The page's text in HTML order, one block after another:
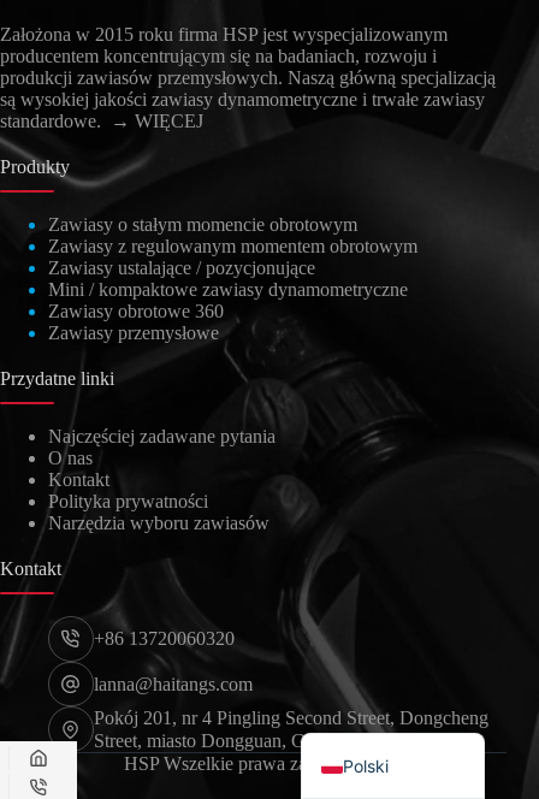
Założona w 2015 roku firma HSP jest wyspecjalizowanym
producentem koncentrującym się na badaniach, rozwoju i
produkcji zawiasów przemysłowych. Naszą główną specjalizacją
są wysokiej jakości zawiasy dynamometryczne i trwałe zawiasy
standardowe.
→ WIĘCEJ
Produkty
Zawiasy o stałym momencie obrotowym
Zawiasy z regulowanym momentem obrotowym
Zawiasy ustalające / pozycjonujące
Mini / kompaktowe zawiasy dynamometryczne
Zawiasy obrotowe 360
Zawiasy przemysłowe
Przydatne linki
Najczęściej zadawane pytania
O nas
Kontakt
Polityka prywatności
Narzędzia wyboru zawiasów
Kontakt
+86 13720060320
lanna@haitangs.com
Pokój 201, nr 4 Pingling Second Street, Dongcheng
Street, miasto Dongguan, Guangdong, Chiny
HSP Wszelkie prawa zastrzeżone
Polski
English
한국어
Português
日本語
العربية